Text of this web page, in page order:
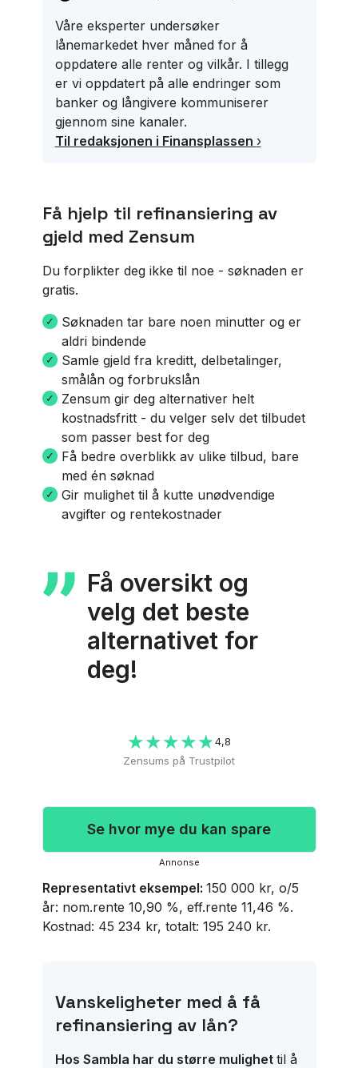
Våre eksperter undersøker
lånemarkedet hver måned for å
oppdatere alle renter og vilkår. I tillegg
er vi oppdatert på alle endringer som
banker og långivere kommuniserer
gjennom sine kanaler.
Til redaksjonen i Finansplassen ›
Få hjelp til refinansiering av
gjeld med Zensum
Du forplikter deg ikke til noe - søknaden er
gratis.
Søknaden tar bare noen minutter og er
aldri bindende
Samle gjeld fra kreditt, delbetalinger,
smålån og forbrukslån
Zensum gir deg alternativer helt
kostnadsfritt - du velger selv det tilbudet
som passer best for deg
Få bedre overblikk av ulike tilbud, bare
med én søknad
Gir mulighet til å kutte unødvendige
avgifter og rentekostnader
Få oversikt og
velg det beste
alternativet for
deg!
★★★★★
★★★★★4,8
Zensums på Trustpilot
Se hvor mye du kan spare
annonse
Representativt eksempel: 150 000 kr, o/5
år: nom.rente 10,90 %, eff.rente 11,46 %.
Kostnad: 45 234 kr, totalt: 195 240 kr.
Vanskeligheter med å få
refinansiering av lån?
Hos Sambla har du større mulighet til å